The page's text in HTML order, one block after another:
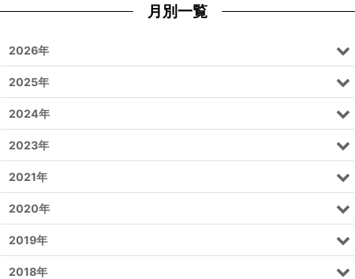
月別一覧
2026年
2025年
2024年
2023年
2021年
2020年
2019年
2018年